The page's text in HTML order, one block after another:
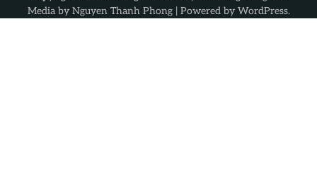
Media by Nguyen Thanh Phong| Powered by WordPress.